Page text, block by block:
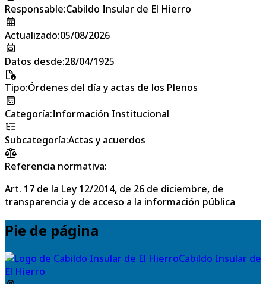
Responsable:Cabildo Insular de El Hierro
Actualizado:05/08/2026
Datos desde:28/04/1925
Tipo:Órdenes del día y actas de los Plenos
Categoría:Información Institucional
Subcategoría:Actas y acuerdos
Referencia normativa:
Art. 17 de la Ley 12/2014, de 26 de diciembre, de
transparencia y de acceso a la información pública
Pie de página
Cabildo Insular de
El Hierro